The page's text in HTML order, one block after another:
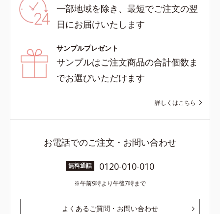
一部地域を除き、最短でご注文の翌
日にお届けいたします
サンプルプレゼント
サンプルはご注文商品の合計個数ま
でお選びいただけます
詳しくはこちら
お電話でのご注文・お問い合わせ
無料通話 0120-010-010
午前9時より午後7時まで
よくあるご質問・お問い合わせ